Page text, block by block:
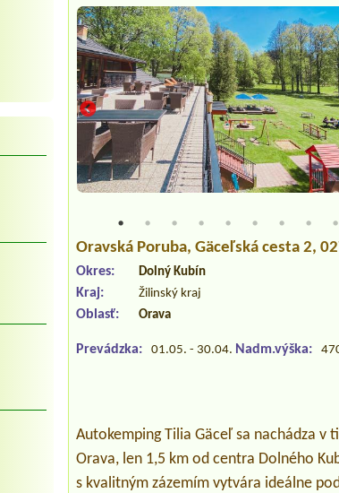
Oravská Poruba, Gäceľská cesta 2,
Okres: Dolný Kubín
Kraj: Žilinský kraj
Oblasť: Orava
Prevádzka: 01.05. - 30.04. Nadm.výška:
Autokemping Tilia Gäceľ sa nachádza
Orava, len 1,5 km od centra Dolného
s kvalitným zázemím vytvára ideálne